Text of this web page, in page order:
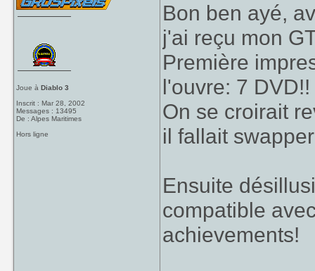
Joue àDiablo 3
Inscrit : Mar 28, 2002
Messages : 13495
De : Alpes Maritimes
Hors ligne
Bon ben ayé,
j'ai reçu mon
Première
l'ouvre: 7
On se croirait
il fallait
Ensuite
compatible
achievements!